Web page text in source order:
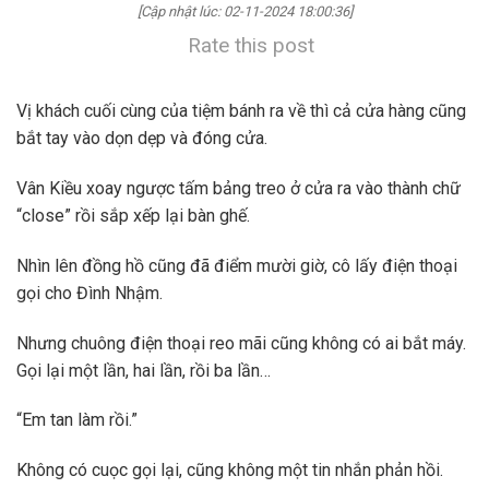
[Cập nhật lúc: 02-11-2024 18:00:36]
Rate this post
Vị khách cuối cùng của tiệm bánh ra về thì cả cửa hàng cũng
bắt tay vào dọn dẹp và đóng cửa.
Vân Kiều xoay ngược tấm bảng treo ở cửa ra vào thành chữ
“close” rồi sắp xếp lại bàn ghế.
Nhìn lên đồng hồ cũng đã điểm mười giờ, cô lấy điện thoại
gọi cho Đình Nhậm.
Nhưng chuông điện thoại reo mãi cũng không có ai bắt máy.
Gọi lại một lần, hai lần, rồi ba lần…
“Em tan làm rồi.”
Không có cuọc gọi lại, cũng không một tin nhắn phản hồi.